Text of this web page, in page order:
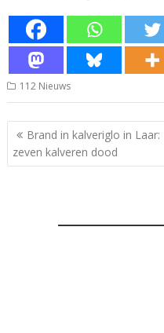
112 Nieuws
Bericht
navigatie
Brand in kalveriglo in Laar:
zeven kalveren dood